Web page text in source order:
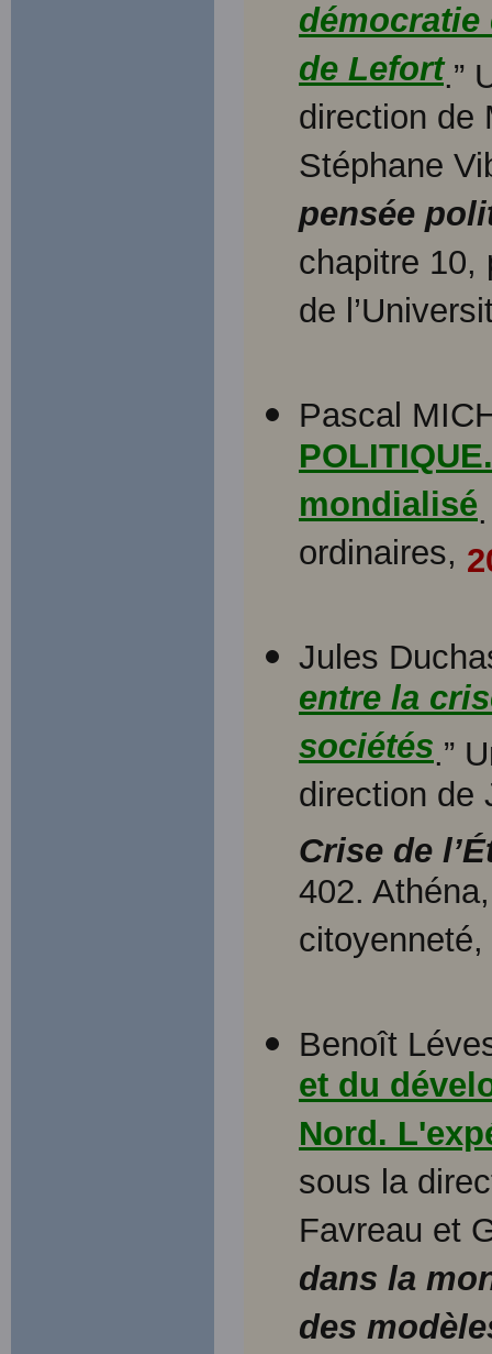
de Lefort.”
direction de
Stéphane
pensée
chapitre 10,
de
Pascal
mondialisé
ordinaires,
Jules
entre la
sociétés.”
direction de
Crise de
402.
Benoît
et du
Nord.
sous la
Favreau et
dans la
des